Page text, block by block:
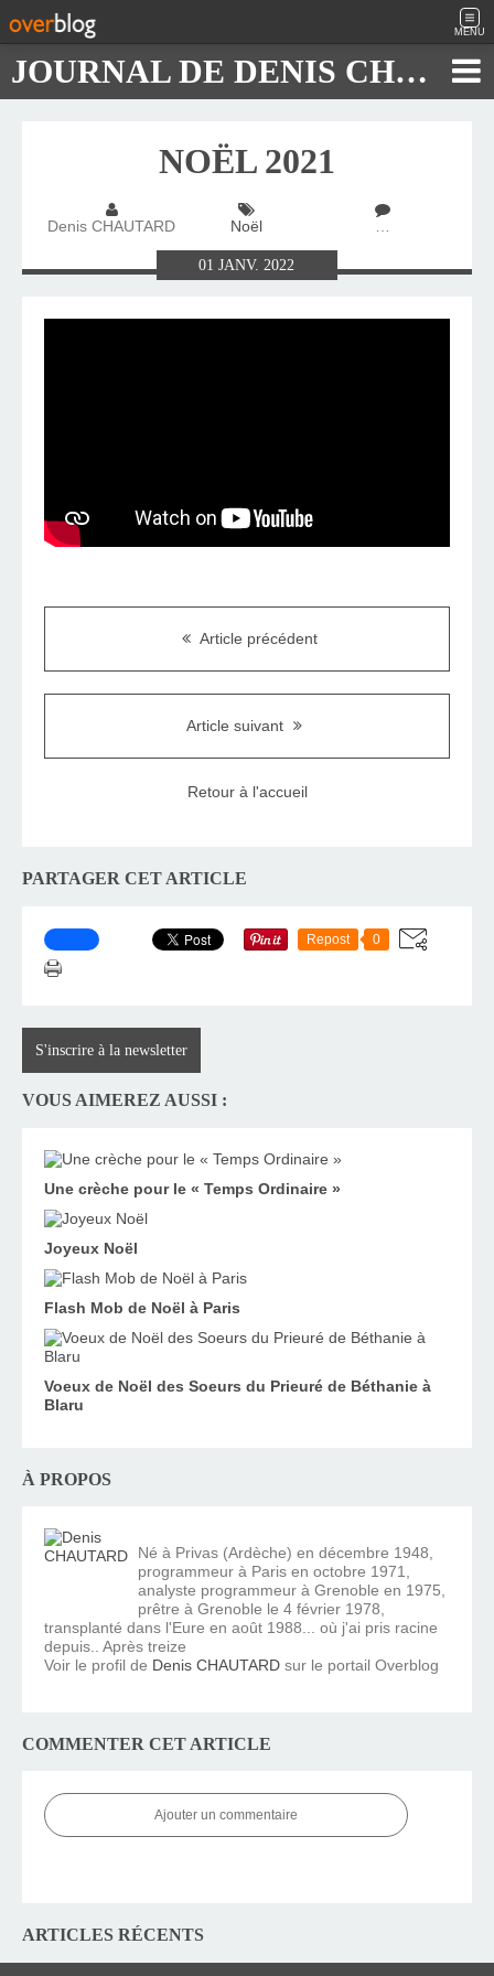
MENU
JOURNAL DE DENIS CHAUTARD
NOËL 2021
Denis CHAUTARD Noël …
01JANV.2022
Article précédent
Article suivant
Retour à l'accueil
PARTAGER CET ARTICLE
Repost 0
S'inscrire à la newsletter
VOUS AIMEREZ AUSSI :
Une crèche pour le « Temps Ordinaire »
Joyeux Noël
Flash Mob de Noël à Paris
Voeux de Noël des Soeurs du Prieuré de Béthanie à
Blaru
À PROPOS
Né à Privas (Ardèche) en décembre 1948,
programmeur à Paris en octobre 1971,
analyste programmeur à Grenoble en 1975,
prêtre à Grenoble le 4 février 1978,
transplanté dans l'Eure en août 1988... où j'ai pris racine
depuis.. Après treize
Voir le profil de Denis CHAUTARD sur le portail Overblog
COMMENTER CET ARTICLE
Ajouter un commentaire
ARTICLES RÉCENTS